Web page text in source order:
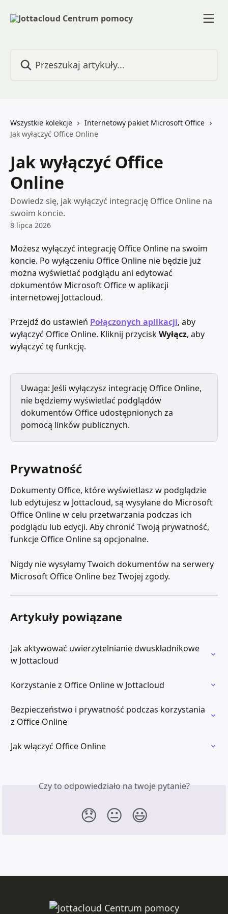
Wszystkie kolekcje
Internetowy pakiet Microsoft Office
Jak wyłączyć Office Online
Jak wyłączyć Office
Online
Dowiedz się, jak wyłączyć integrację Office Online na
swoim koncie.
8 lipca 2026
Możesz wyłączyć integrację Office Online na swoim
koncie. Po wyłączeniu Office Online nie będzie już
można wyświetlać podglądu ani edytować
dokumentów Microsoft Office w aplikacji
internetowej Jottacloud.
Przejdź do ustawień Połączonych aplikacji, aby
wyłączyć Office Online. Kliknij przycisk Wyłącz, aby
wyłączyć tę funkcję.
Uwaga: Jeśli wyłączysz integrację Office Online,
nie będziemy wyświetlać podglądów
dokumentów Office udostępnionych za
pomocą linków publicznych.
Prywatność
Dokumenty Office, które wyświetlasz w podglądzie
lub edytujesz w Jottacloud, są wysyłane do Microsoft
Office Online w celu przetwarzania podczas ich
podglądu lub edycji. Aby chronić Twoją prywatność,
funkcje Office Online są opcjonalne.
Nigdy nie wysyłamy Twoich dokumentów na serwery
Microsoft Office Online bez Twojej zgody.
Artykuły powiązane
Jak aktywować uwierzytelnianie dwuskładnikowe
w Jottacloud
Korzystanie z Office Online w Jottacloud
Bezpieczeństwo i prywatność podczas korzystania
z Office Online
Jak włączyć Office Online
Czy to odpowiedziało na twoje pytanie?
😞 😐 😃